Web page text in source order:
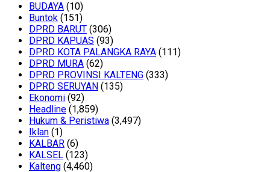
BUDAYA (10)
Buntok (151)
DPRD BARUT (306)
DPRD KAPUAS (93)
DPRD KOTA PALANGKA RAYA (111)
DPRD MURA (62)
DPRD PROVINSI KALTENG (333)
DPRD SERUYAN (135)
Ekonomi (92)
Headline (1,859)
Hukum & Peristiwa (3,497)
Iklan (1)
KALBAR (6)
KALSEL (123)
Kalteng (4,460)